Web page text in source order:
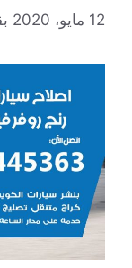
12 مايو، 2020